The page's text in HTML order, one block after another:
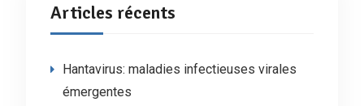
Articles récents
Hantavirus: maladies infectieuses virales
émergentes